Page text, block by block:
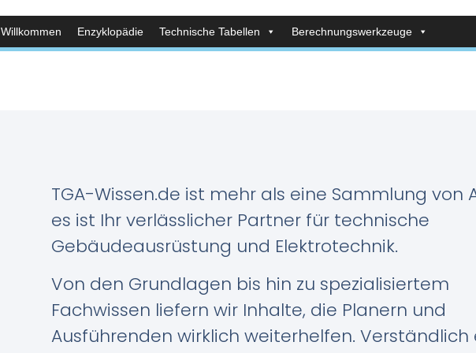
Willkommen Enzyklopädie Technische Tabellen Berechnungswerkzeuge
TGA-Wissen.de ist mehr als eine Sammlung von
es ist Ihr verlässlicher Partner für technische
Gebäudeausrüstung und Elektrotechnik.
Von den Grundlagen bis hin zu spezialisiertem
Fachwissen liefern wir Inhalte, die Planern und
Ausführenden wirklich weiterhelfen. Verständlich